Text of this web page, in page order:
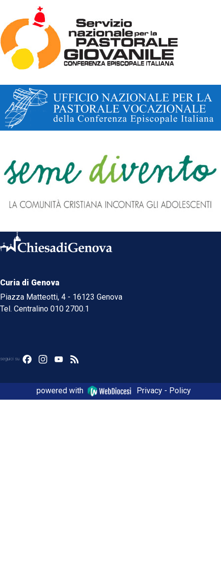
Curia di Genova
Piazza Matteotti, 4 - 16123 Genova
Tel. Centralino 010 2700.1
seguici su FacebookInstagram
YouTube
powered with Privacy - Policy